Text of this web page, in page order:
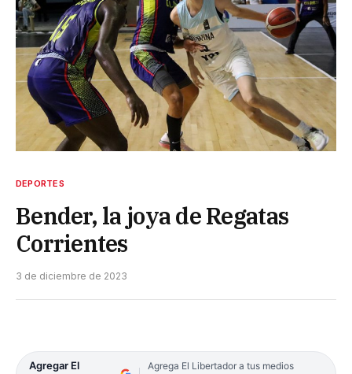
DEPORTES
Bender, la joya de Regatas
Corrientes
3 de diciembre de 2023
Agregar El
Agrega El Libertador a tus medios